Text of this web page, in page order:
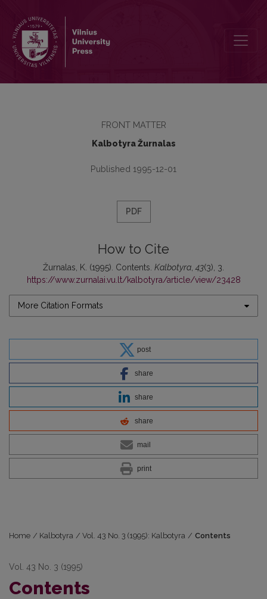
FRONT MATTER
Kalbotyra Žurnalas
Published 1995-12-01
PDF
How to Cite
Žurnalas, K. (1995). Contents. Kalbotyra ,43(3), 3.
https://www.zurnalai.vu.lt/kalbotyra/article/view/23428
More Citation Formats
post
share
share
share
mail
print
Home / Kalbotyra / Vol. 43 No. 3 (1995): Kalbotyra / Contents
Vol. 43 No. 3 (1995)
Contents